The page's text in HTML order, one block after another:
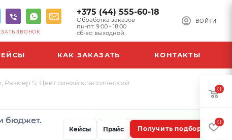
ВОЙТИ
+375 (44) 555-60-18
Обработка заказов
пн-пт: 9:00 - 18:00
сб-вс: выходной
ЗВОНОК
КАК ЗАКАЗАТЬ КОНТАКТЫ
S, Цвет синий классический
бюджет.
Кейсы Прайс Получить подбор
0
0